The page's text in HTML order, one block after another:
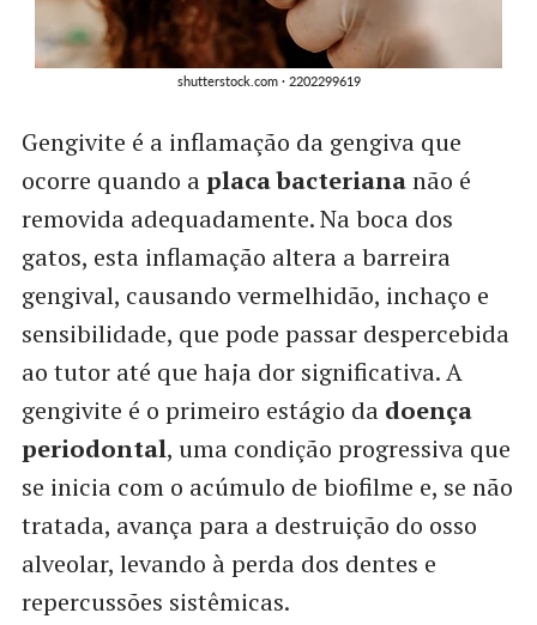
Gengivite é a inflamação da gengiva que
ocorre quando aplaca bacteriananão é
removida adequadamente. Na boca dos
gatos, esta inflamação altera a barreira
gengival, causando vermelhidão, inchaço e
sensibilidade, que pode passar despercebida
ao tutor até que haja dor significativa. A
gengivite é o primeiro estágio da doença
periodontal, uma condição progressiva que
se inicia com o acúmulo de biofilme e, se não
tratada, avança para a destruição do osso
alveolar, levando à perda dos dentes e
repercussões sistêmicas.